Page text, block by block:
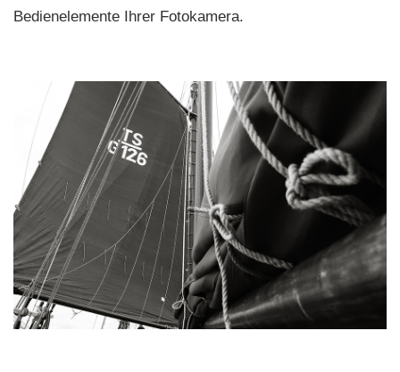
Bedienelemente Ihrer Fotokamera.